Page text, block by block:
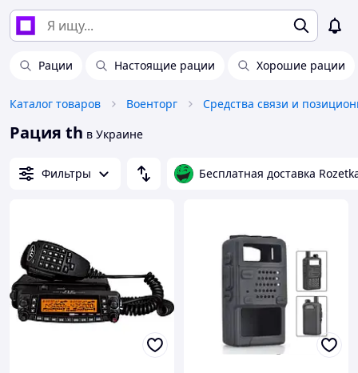
Рации Настоящие рации Хорошие рации
Каталог товаров Военторг
Рация th в Украине
Фильтры Бесплатная доставка